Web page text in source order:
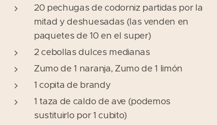
20 pechugas de codorniz partidas por la
mitad y deshuesadas (las venden en
paquetes de 10 en el super)
2 cebollas dulces medianas
Zumo de 1 naranja, Zumo de 1 limón
1 copita de brandy
1 taza de caldo de ave (podemos
sustituirlo por 1 cubito)